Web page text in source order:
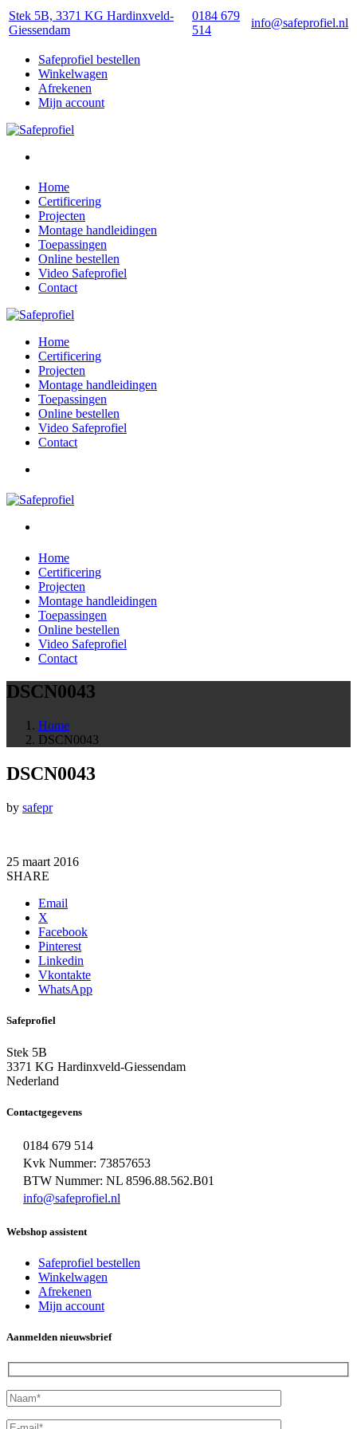
Stek 5B, 3371 KG Hardinxveld-
Giessendam
0184 679
514
info@safeprofiel.nl
Safeprofiel bestellen
Winkelwagen
Afrekenen
Mijn account
Home
Certificering
Projecten
Montage handleidingen
Toepassingen
Online bestellen
Video Safeprofiel
Contact
Home
Certificering
Projecten
Montage handleidingen
Toepassingen
Online bestellen
Video Safeprofiel
Contact
Home
Certificering
Projecten
Montage handleidingen
Toepassingen
Online bestellen
Video Safeprofiel
Contact
DSCN0043
Home
DSCN0043
DSCN0043
by safepr
25 maart 2016
SHARE
Email
X
Facebook
Pinterest
Linkedin
Vkontakte
WhatsApp
Safeprofiel
Stek 5B
3371 KG Hardinxveld-Giessendam
Nederland
Contactgegevens
0184 679 514
Kvk Nummer: 73857653
BTW Nummer: NL 8596.88.562.B01
info@safeprofiel.nl
Webshop assistent
Safeprofiel bestellen
Winkelwagen
Afrekenen
Mijn account
Aanmelden nieuwsbrief